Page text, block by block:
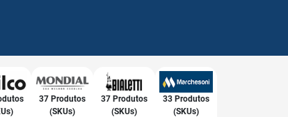
37 Produtos
(SKUs)
37 Produtos
(SKUs)
33 Produtos
(SKUs)